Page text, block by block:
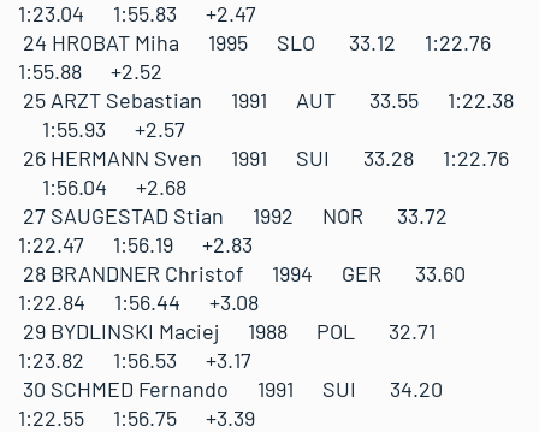
1:23.04 1:55.83 +2.47
24 HROBAT Miha 1995 SLO 33.12 1:22.76
1:55.88 +2.52
25 ARZT Sebastian 1991 AUT 33.55 1:22.38
1:55.93 +2.57
26 HERMANN Sven 1991 SUI 33.28 1:22.76
1:56.04 +2.68
27 SAUGESTAD Stian 1992 NOR 33.72
1:22.47 1:56.19 +2.83
28 BRANDNER Christof 1994 GER 33.60
1:22.84 1:56.44 +3.08
29 BYDLINSKI Maciej 1988 POL 32.71
1:23.82 1:56.53 +3.17
30 SCHMED Fernando 1991 SUI 34.20
1:22.55 1:56.75 +3.39